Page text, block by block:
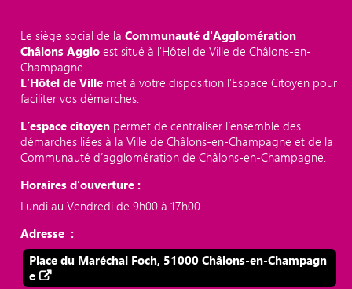
Le siège social de laCommunauté d'Agglomération
Châlons Aggloest situé à l'Hôtel de Ville de Châlons-en-
Champagne.
L’Hôtel de Ville met à votre disposition l’Espace Citoyen pour
faciliter vos démarches.
L’espace citoyen permet de centraliser l’ensemble des
démarches liées à la Ville de Châlons-en-Champagne et de la
Communauté d’agglomération de Châlons-en-Champagne.
Horaires d'ouverture :
Lundi au Vendredi de 9h00 à 17h00
Adresse :
Place du Maréchal Foch, 51000 Châlons-en-Champagn
e